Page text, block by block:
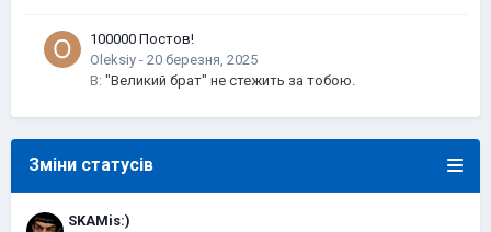
100000 Постов!
Oleksiy -
В: "Великий брат" не стежить за тобою.
Зміни статусів
SKAMis:)